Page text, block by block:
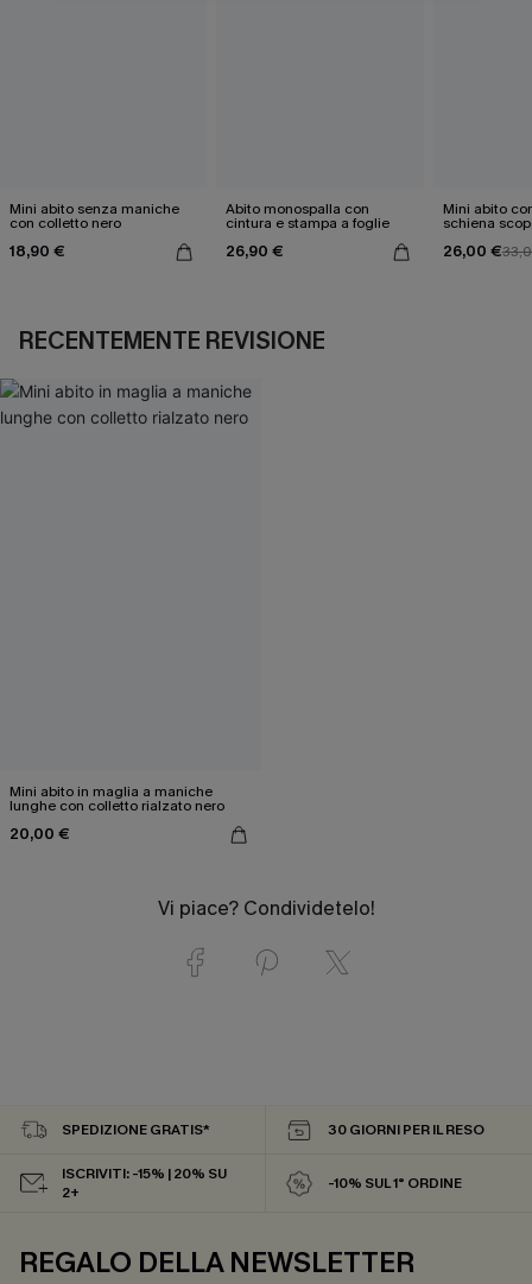
Mini abito senza maniche
con colletto nero
18,90 €
Abito monospalla con
cintura e stampa a foglie
26,90 €
Mini abito
schiena
26,00 €
RECENTEMENTE REVISIONE
Mini abito in maglia a maniche
lunghe con colletto rialzato nero
20,00 €
Vi piace? Condividetelo!
SPEDIZIONE GRATIS* 30 GIORNI PER IL RESO
ISCRIVITI: -15% | 20% SU
2+
-10% SUL 1° ORDINE
REGALO DELLA NEWSLETTER